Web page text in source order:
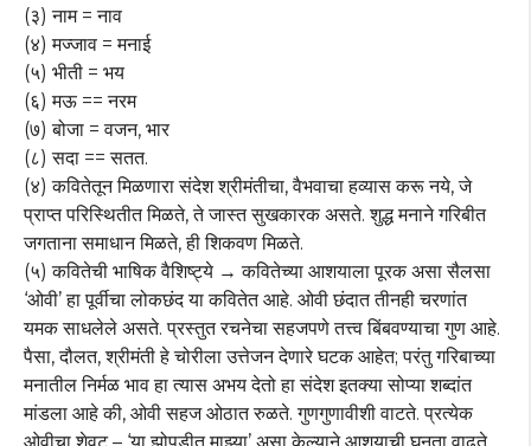
(३) नाम = नाव
(४) मज्जाव = मनाई
(५) भीती = भय
(६) मऊ == नरम
(७) बोजा = वजन, भार
(८) सदा == सतत.
(४) कवितेतून मिळणारा संदेश श्रीमंतीचा, वैभवाचा हव्यास करू नये, जे
प्राप्त परिस्थितीत मिळते, ते जास्त सुखकारक असते. शुद्ध मनाने गरिबीत
जगताना समाधान मिळते, ही शिकवण मिळते.
(५) कवितेची भाषिक वैशिष्ट्ये → कवितेच्या आशयाला पूरक असा सैलसा
‘ओवी’ हा पूर्वीचा लोकछंद या कवितेत आहे. ओवी छंदात तीनही चरणांत
यमक साधलेले असते. प्रस्तुत रचनेचा सहजपणे तत्त्व बिंबवण्याचा गुण आहे.
पैसा, दौलत, श्रीमंती हे चोरीला उत्तेजन देणारे घटक आहेत; परंतु गरिबाच्या
मनातील निर्मळ भाव हा त्यास अभय देतो हा संदेश इतक्या सोप्या शब्दांत
मांडला आहे की, ओवी सहज ओठात रुळते. गुणगुणावीशी वाटते. प्रत्येक